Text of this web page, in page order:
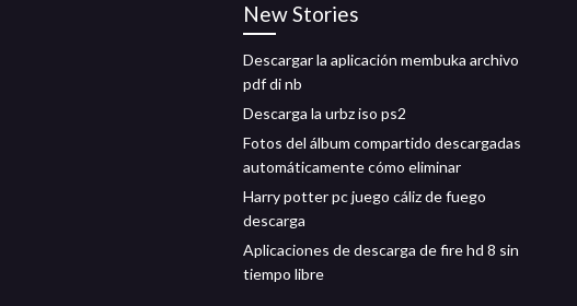
New Stories
Descargar la aplicación membuka archivo
pdf di nb
Descarga la urbz iso ps2
Fotos del álbum compartido descargadas
automáticamente cómo eliminar
Harry potter pc juego cáliz de fuego
descarga
Aplicaciones de descarga de fire hd 8 sin
tiempo libre